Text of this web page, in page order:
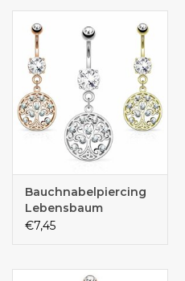
Bauchnabelpiercing
Lebensbaum
€7,45